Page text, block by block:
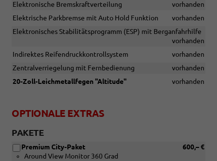
Elektronische Bremskraftverteilung
vorhanden
Elektrische Parkbremse mit Auto Hold Funktion
vorhanden
Elektronisches Stabilitätsprogramm (ESP) mit Berganfahrhilfe
vorhanden
Indirektes Reifendruckkontrollsystem
vorhanden
Zentralverriegelung mit Fernbedienung
vorhanden
20-Zoll-Leichmetallfegen ''Altitude''
vorhanden
OPTIONALE EXTRAS
PAKETE
600,– €
Premium City-Paket
Around View Monitor 360 Grad